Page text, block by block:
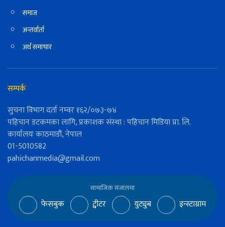
समाज
अन्तर्वार्ता
अर्थ समाचार
सम्पर्क
सुचना विभाग दर्ता नम्वर १६२/०७३-७४
पहिचान डटकमका लागि, प्रकाशक संस्था : पहिचान मिडिया प्रा. लि.
कार्यालयः काठमाडौं, नेपाल
01-5010582
pahichanmedia@gmail.com
सामाजिक संजालमा
फेसबुक ट्वीटर युट्युब इन्स्टाग्राम